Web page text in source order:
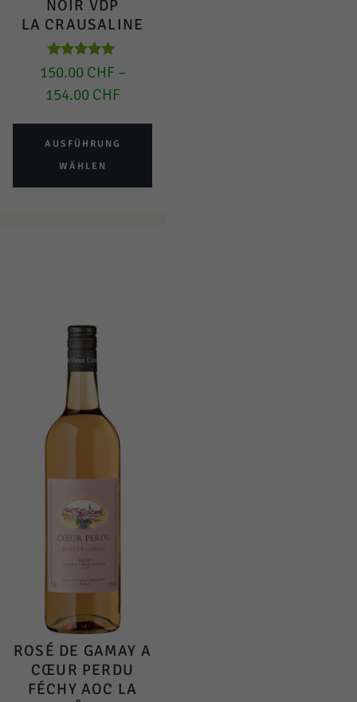
NOIR VDP
LA CRAUSALINE
Bewertet mit
5.00
von 5
150.00 CHF –
154.00 CHF
AUSFÜHRUNG
WÄHLEN
ROSÉ DE GAMAY A
CŒUR PERDU
FÉCHY AOC LA